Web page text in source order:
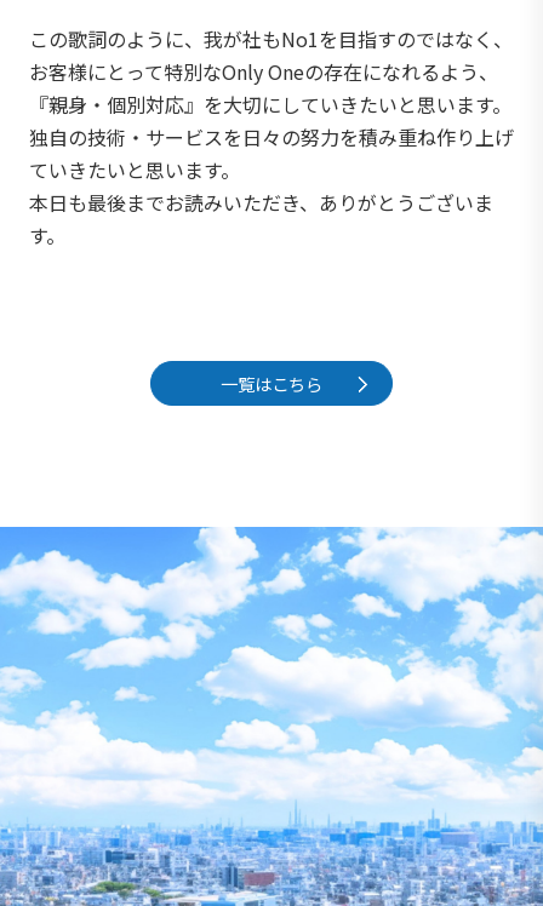
この歌詞のように、我が社もNo1を目指すのではなく、
お客様にとって特別なOnly Oneの存在になれるよう、
『親身・個別対応』を大切にしていきたいと思います。
独自の技術・サービスを日々の努力を積み重ね作り上げ
ていきたいと思います。
本日も最後までお読みいただき、ありがとうございま
す。
一覧はこちら